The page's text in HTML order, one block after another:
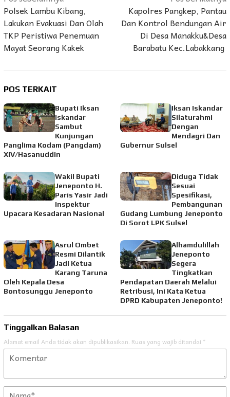
pos
Polsek Lambu Kibang,
Lakukan Evakuasi Dan Olah
TKP Peristiwa Penemuan
Mayat Seorang Kakek
Kapolres Pangkep, Pantau
Dan Kontrol Bendungan Air
Di Desa Manakku&Desa
Barabatu Kec.Labakkang
POS TERKAIT
Bupati Iksan
Iskandar
Sambut
Kunjungan
Panglima Kodam (Pangdam)
XIV/Hasanuddin
Iksan Iskandar
Silaturahmi
Dengan
Mendagri Dan
Gubernur Sulsel
Wakil Bupati
Jeneponto H.
Paris Yasir Jadi
Inspektur
Upacara Kesadaran Nasional
Diduga Tidak
Sesuai
Spesifikasi,
Pembangunan
Gudang Lumbung Jeneponto
Di Sorot LPK Sulsel
Asrul Ombet
Resmi Dilantik
Jadi Ketua
Karang Taruna
Oleh Kepala Desa
Bontosunggu Jeneponto
Alhamdulillah
Jeneponto
Segera
Tingkatkan
Pendapatan Daerah Melalui
Retribusi, Ini Kata Ketua
DPRD Kabupaten Jeneponto!
Tinggalkan Balasan
Alamat email Anda tidak akan dipublikasikan. Ruas yang wajib ditandai *